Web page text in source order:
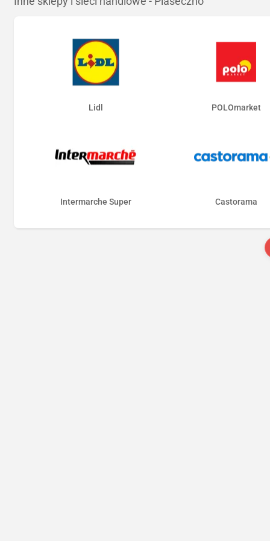
Lidl POLOmarket
Intermarche Super Castorama